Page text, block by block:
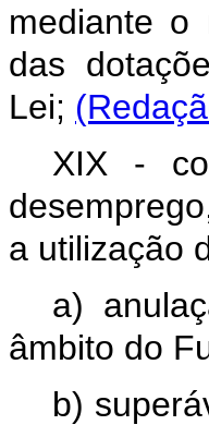
mediante o
das
Lei;
XIX -
a utilização
a)
âmbito do
b)